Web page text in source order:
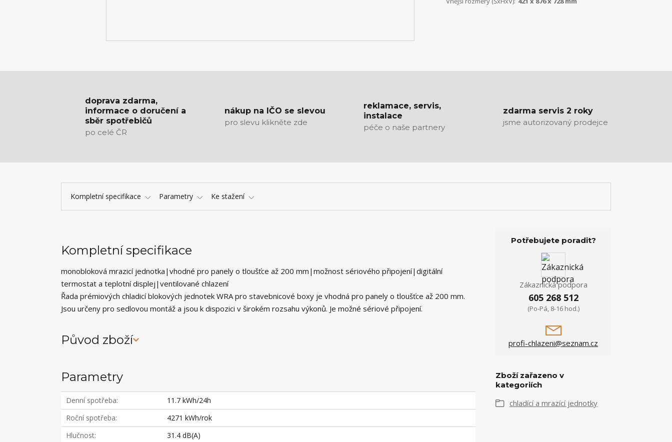
doprava zdarma,
informace o doručení a
sběr spotřebičů
po celé ČR
nákup na IČO se slevou
pro slevu klikněte zde
reklamace, servis,
instalace
péče o naše partnery
zdarma servis 2 roky
jsme autorizovaný prodejce
Kompletní specifikace Parametry Ke stažení
Kompletní specifikace
monobloková mrazicí jednotka|vhodné pro panely o tloušťce až 200 mm|možnost sériového připojení|digitální
termostat a teplotní displej|ventilované chlazení
Řada prémiových chladicí blokových jednotek WRA pro stavebnicové boxy je vhodná pro panely o tloušťce až 200 mm.
Jsou určeny pro sedlovou montáž a jsou k dispozici v širokém rozsahu výkonů. Je možné sériové připojení.
Původ zboží
Parametry
Denní spotřeba
11.7 kWh/24h
Roční spotřeba
4271 kWh/rok
Hlučnost
31.4 dB(A)
Potřebujete poradit?
Zákaznická podpora
605 268 512
(Po-Pá, 8-16 hod.)
profi-chlazeni@seznam.cz
Zboží zařazeno v
kategoriích
chladící a mrazící jednotky